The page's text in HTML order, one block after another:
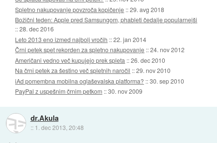
Spletno nakupovanje povzroča kopičenje ::29. avg 2018
Božični teden: Apple pred Samsungom, phableti čedalje popularnejši
::28. dec 2016
Leto 2013 eno izmed najbolj vročih ::22. jan 2014
Črni petek spet rekorden za spletno nakupovanje ::24. nov 2012
Američani vedno več kupujejo prek spleta ::26. dec 2010
Na črni petek za šestino več spletnih naročil ::29. nov 2010
iAd pomembna mobilna oglaševalska platforma? ::30. sep 2010
PayPal z uspešnim črnim petkom ::30. nov 2009
dr.Akula
:: 1. dec 2013, 20:48